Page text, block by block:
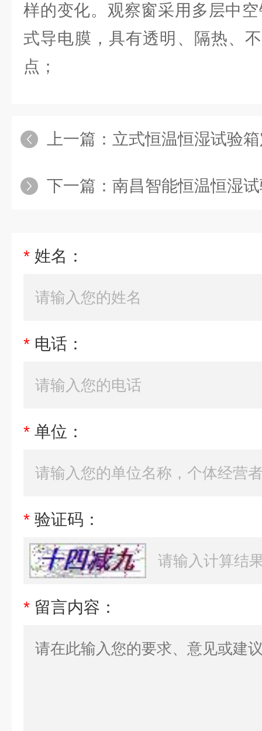
样的变化。观察窗采用多层中
式导电膜，具有透明、隔热、
点；
上一篇： 立式恒温恒湿试验
下一篇： 南昌智能恒温恒湿
* 姓名：
* 电话：
* 单位：
* 验证码：
* 留言内容：